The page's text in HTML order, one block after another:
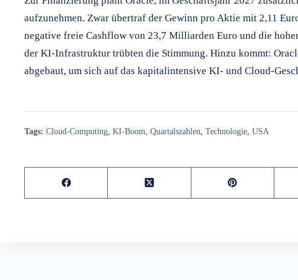
aufzunehmen. Zwar übertraf der Gewinn pro Aktie mit 2,11
negative freie Cashflow von 23,7 Milliarden Euro und die
der KI-Infrastruktur trübten die Stimmung. Hinzu kommt:
abgebaut, um sich auf das kapitalintensive KI- und Cloud-
Tags: Cloud-Computing KI-Boom Quartalszahlen Technologie USA